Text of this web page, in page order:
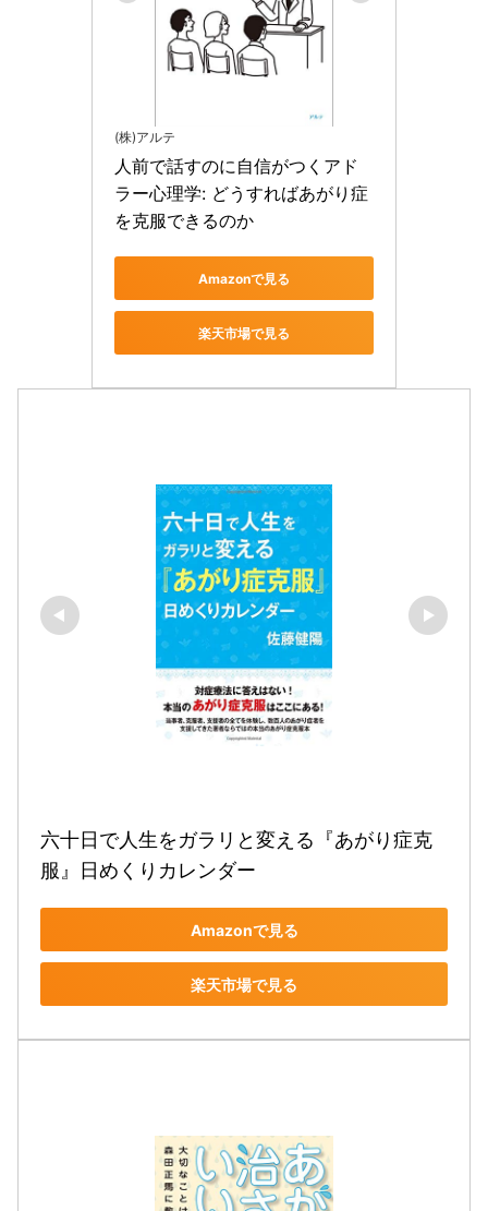
(株)アルテ
人前で話すのに自信がつくアド
ラー心理学: どうすればあがり症
を克服できるのか
Amazonで見る
楽天市場で見る
六十日で人生をガラリと変える『あがり症克
服』日めくりカレンダー
Amazonで見る
楽天市場で見る